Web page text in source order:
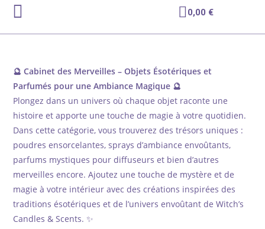
0,00 €
🔮 Cabinet des Merveilles – Objets Ésotériques et
Parfumés pour une Ambiance Magique 🔮
Plongez dans un univers où chaque objet raconte une
histoire et apporte une touche de magie à votre quotidien.
Dans cette catégorie, vous trouverez des trésors uniques :
poudres ensorcelantes, sprays d’ambiance envoûtants,
parfums mystiques pour diffuseurs et bien d’autres
merveilles encore. Ajoutez une touche de mystère et de
magie à votre intérieur avec des créations inspirées des
traditions ésotériques et de l’univers envoûtant de Witch’s
Candles & Scents. ✨